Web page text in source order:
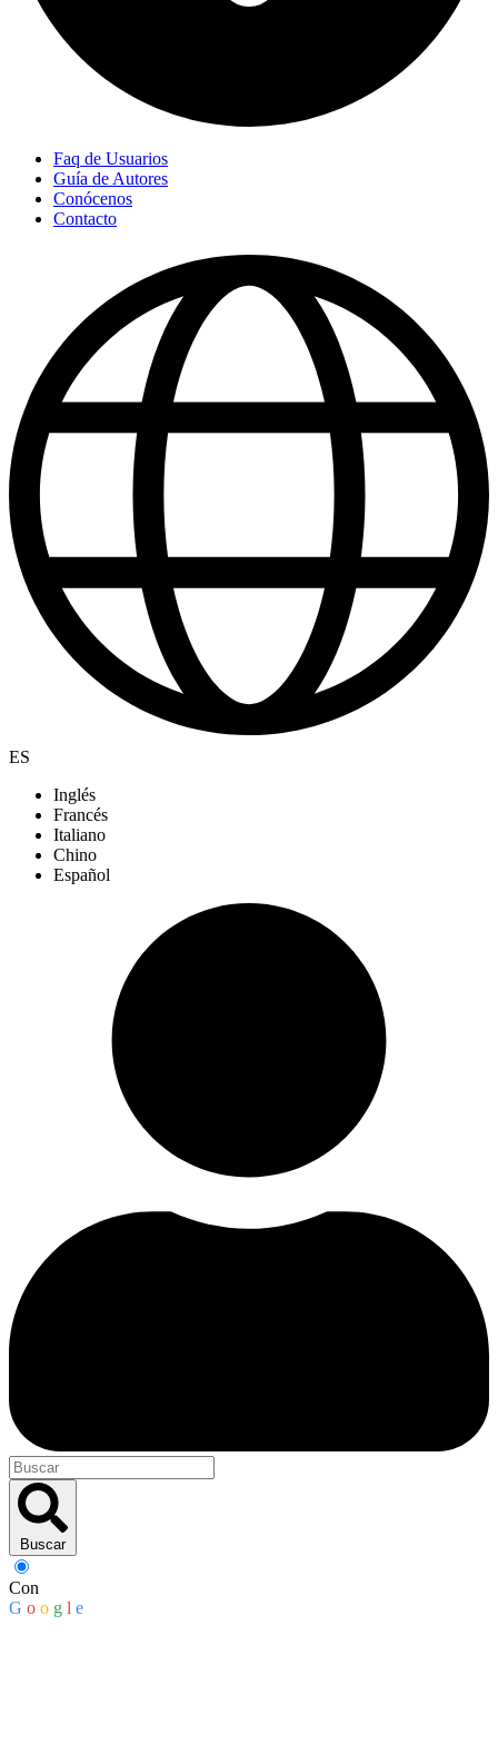
Faq de Usuarios
Guía de Autores
Conócenos
Contacto
ES
Inglés
Francés
Italiano
Chino
Español
Buscar
Con
G o o g l e